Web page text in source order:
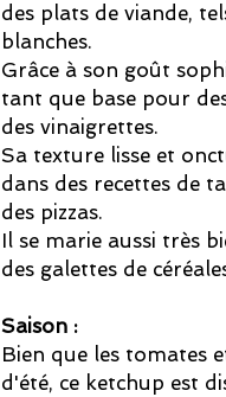
des plats de viande,
blanches.
Grâce à son goût
tant que base pour
des vinaigrettes.
Sa texture lisse et
dans des recettes de
des pizzas.
Il se marie aussi très
des galettes de
Saison :
Bien que les tomates
d'été, ce ketchup est